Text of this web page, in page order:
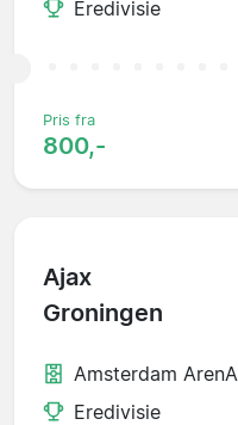
Eredivisie
Pris fra
800,-
Ajax
Groningen
Amsterdam ArenA
Eredivisie